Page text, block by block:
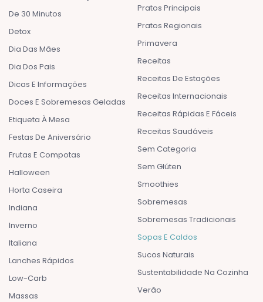
De 30 Minutos
Detox
Dia Das Mães
Dia Dos Pais
Dicas E Informações
Doces E Sobremesas Geladas
Etiqueta À Mesa
Festas De Aniversário
Frutas E Compotas
Halloween
Horta Caseira
Indiana
Inverno
Italiana
Lanches Rápidos
Low-Carb
Massas
Pratos Principais
Pratos Regionais
Primavera
Receitas
Receitas De Estações
Receitas Internacionais
Receitas Rápidas E Fáceis
Receitas Saudáveis
Sem Categoria
Sem Glúten
Smoothies
Sobremesas
Sobremesas Tradicionais
Sopas E Caldos
Sucos Naturais
Sustentabilidade Na Cozinha
Verão